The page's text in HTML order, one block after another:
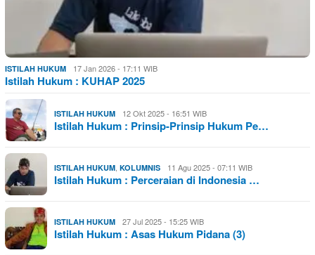
ISTILAH HUKUM 17 Jan 2026 - 17:11 WIB
Istilah Hukum : KUHAP 2025
ISTILAH HUKUM 12 Okt 2025 - 16:51 WIB
Istilah Hukum : Prinsip-Prinsip Hukum Pe…
ISTILAH HUKUM, KOLUMNIS 11 Agu 2025 - 07:11 WIB
Istilah Hukum : Perceraian di Indonesia …
ISTILAH HUKUM 27 Jul 2025 - 15:25 WIB
Istilah Hukum : Asas Hukum Pidana (3)